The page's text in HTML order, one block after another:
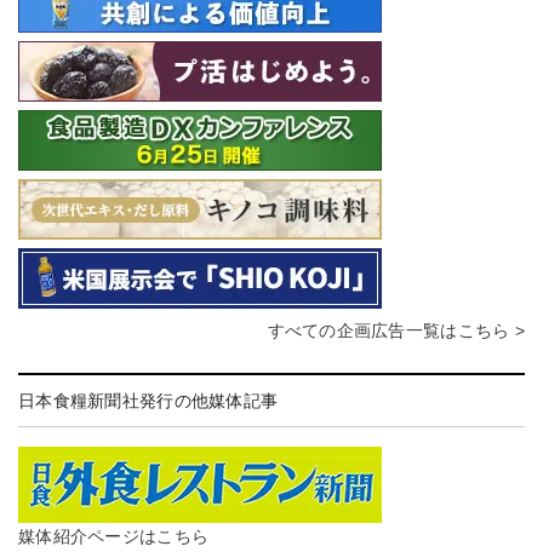
すべての企画広告一覧はこちら >
日本食糧新聞社発行の他媒体記事
媒体紹介ページはこちら